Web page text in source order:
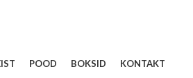
POOD BOKSID KONTAKT